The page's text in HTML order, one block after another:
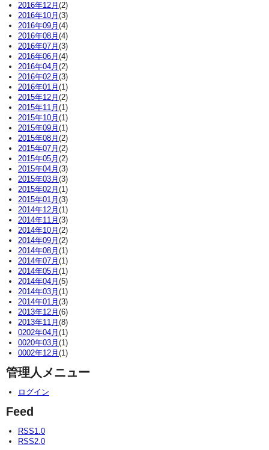
2016年12月 (2)
2016年10月 (3)
2016年09月 (4)
2016年08月 (4)
2016年07月 (3)
2016年06月 (4)
2016年04月 (2)
2016年02月 (3)
2016年01月 (1)
2015年12月 (2)
2015年11月 (1)
2015年10月 (1)
2015年09月 (1)
2015年08月 (2)
2015年07月 (2)
2015年05月 (2)
2015年04月 (3)
2015年03月 (3)
2015年02月 (1)
2015年01月 (3)
2014年12月 (1)
2014年11月 (3)
2014年10月 (2)
2014年09月 (2)
2014年08月 (1)
2014年07月 (1)
2014年05月 (1)
2014年04月 (5)
2014年03月 (1)
2014年01月 (3)
2013年12月 (6)
2013年11月 (8)
0202年04月 (1)
0020年03月 (1)
0002年12月 (1)
管理人メニュー
ログイン
Feed
RSS1.0
RSS2.0